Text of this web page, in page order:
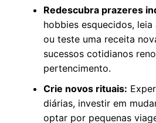
Redescubra prazeres
hobbies esquecidos,
ou teste uma receita
sucessos cotidianos
pertencimento.
Crie novos rituais:
diárias, investir em
optar por pequenas